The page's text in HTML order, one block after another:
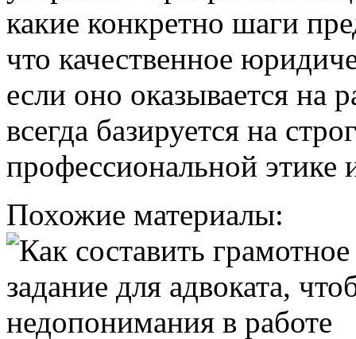
какие конкретно шаги
что качественное
если оно оказывается на
всегда базируется на
профессиональной этике
Похожие материалы: